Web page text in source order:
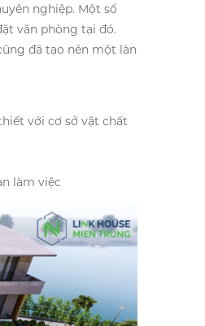
nghiệp. Một số
văn phòng tại đó.
đã tạo nên một làn
với cơ sở vật chất
làm việc